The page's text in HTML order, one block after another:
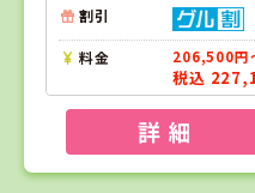
割引
料金 206,500円
税込
詳 細